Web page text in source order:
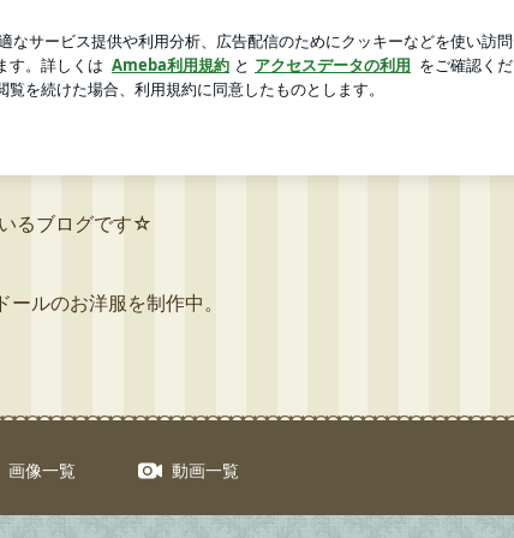
Wunderkammer】夢路 望のまったり生活ブログ。
ール ログ
望のまったり生活ブログ。
るブログです☆
ルのお洋服を制作中。
画像一覧 動画一覧